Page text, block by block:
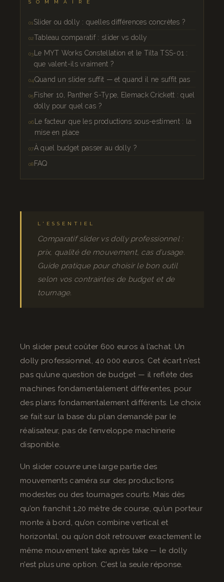
SOMMAIRE
Slider ou dolly : quelles différences concrètes ?
Tableau comparatif : slider vs dolly
Le MYT Works Constellation et le Tilta TSS-01 :
que valent-ils vraiment ?
Quand un slider suffit — et quand il ne suffit pas
Fisher 10, Panther S-Type, Elemack Crickett : quel
dolly pour quel cas ?
Le facteur que les productions sous-estiment : la
mise en place
À quel budget passer au dolly ?
FAQ
L'ESSENTIEL
Comparatif slider vs dolly professionnel :
prix, qualité de mouvement, cas d'usage.
Guide pratique pour choisir le bon outil
selon vos contraintes de budget et de
tournage.
Un slider peut coûter 600 euros à l’achat. Un
dolly professionnel, 40 000 euros. Cet écart n’est
pas qu’une question de budget — il reflète des
machines fondamentalement différentes, pour
des plans fondamentalement différents. Le choix
se fait sur la base du plan demandé par le
réalisateur, pas de l’enveloppe machinerie
disponible.
Un slider couvre une large partie des
mouvements caméra sur des productions
modestes ou des tournages courts. Mais dès
qu’on franchit 1,20 mètre de course, qu’un porteur
monte à bord, qu’on combine vertical et
horizontal, ou qu’on doit retrouver exactement le
même mouvement take après take — le dolly
n’est plus une option. C’est la seule réponse.